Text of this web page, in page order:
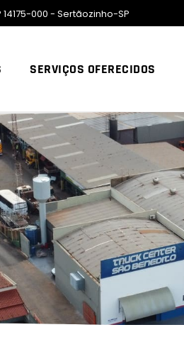
000 - Sertãozinho-SP
SERVIÇOS OFERECIDOS